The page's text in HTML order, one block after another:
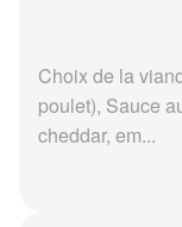
Choix de la
poulet), Sauce
cheddar, em...